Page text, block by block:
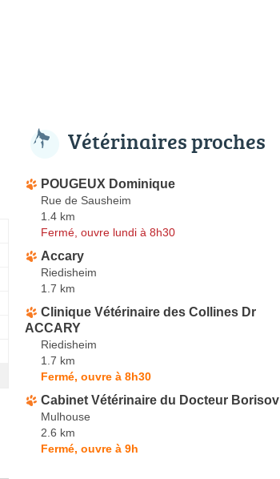
Vétérinaires proches
POUGEUX Dominique
Rue de Sausheim
1.4 km
Fermé, ouvre lundi à 8h30
Accary
Riedisheim
1.7 km
Clinique Vétérinaire des Collines Dr
ACCARY
Riedisheim
1.7 km
Fermé, ouvre à 8h30
Cabinet Vétérinaire du Docteur Borisov
Mulhouse
2.6 km
Fermé, ouvre à 9h